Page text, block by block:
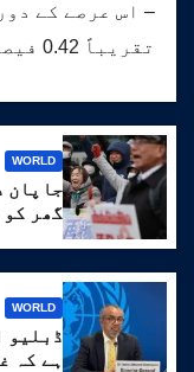
– اس عرصے کے
تقریباً 0.42 فیصد۔
WORLD
جاپان
گھر
WORLD
ڈبلیو
ہے کہ